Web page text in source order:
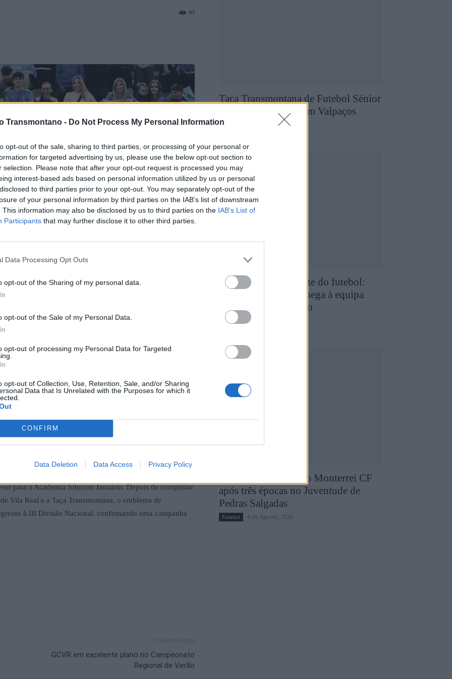
Transmontano - Do Not Process My Personal Information
opt-out of the sale, sharing to third parties, or processing of your personal or
for targeted advertising by us, please use the below opt-out section to
selection. Please note that after your opt-out request is processed you may
interest-based ads based on personal information utilized by us or personal
to third parties prior to your opt-out. You may separately opt-out of the
of your personal information by third parties on the IAB’s list of downstream
This information may also be disclosed by us to third parties on the IAB’s List of
Participants that may further disclose it to other third parties.
Data Processing Opt Outs
opt-out of the Sharing of my personal data.
opt-out of the Sale of my Personal Data.
opt-out of processing my Personal Data for Targeted
opt-out of Collection, Use, Retention, Sale, and/or Sharing
Data that Is Unrelated with the Purposes for which it
CONFIRM
Data Deletion Data Access Privacy Policy
97
do emblema de Carrazedo de Montenegro ao
a subida ao Campeonato Nacional da III Divisão de Futsal,
da Série A da Taça Nacional.
antecipadamente o primeiro lugar da série e a
de Montenegro precisava de vencer para terminar na
ao terceiro escalão do futsal nacional.
a equipa transmontana rubricou uma exibição
ao apontar um hat-trick. Rui Almeida bisou, enquanto
da AJJ.
para a Academia Johnson Januário. Depois de conquistar
Vila Real e a Taça Transmontana, o emblema de
à III Divisão Nacional, confirmando uma campanha
GCVR em excelente plano no Campeonato
Regional de Verão
Taça Transmontana de Futebol Sénior
com cariz solidário em Valpaços
Futebol 5 de Agosto, 2026
De Favaios para a elite do futebol:
Guilherme Chaves chega à equipa
principal do FC Porto
Futebol 5 de Agosto, 2026
Bruno Silva reforça o Monterrei CF
após três épocas no Juventude de
Pedras Salgadas
Futebol 4 de Agosto, 2026